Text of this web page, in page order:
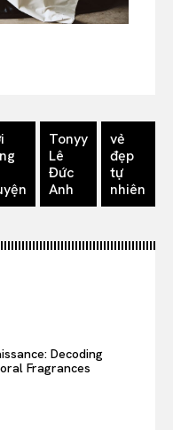
Tonyy
Lê
Đức
Anh
vẻ
đẹp
tự
nhiên
Decoding
Fragrances